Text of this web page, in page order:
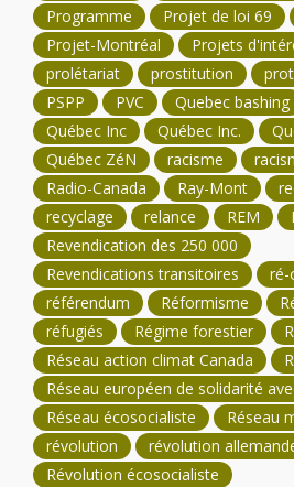
Programme
Projet de loi 69
Projet-Montréal
Projets
prolétariat
prostitution
PSPP
PVC Quebec bashing
Québec Inc
Québec Inc.
Québec ZéN
racisme
Radio-Canada
Ray-Mont
recyclage
relance REM
Revendication des 250 000
Revendications transitoires
ré-
référendum
Réformisme
réfugiés
Régime forestier
Réseau action climat Canada
Réseau européen de solidarité
Réseau écosocialiste
Réseau
révolution
révolution
Révolution écosocialiste